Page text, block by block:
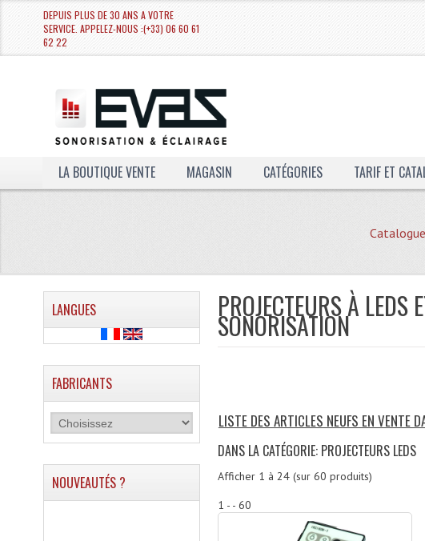
DEPUIS PLUS DE 30 ANS A VOTRE
SERVICE. APPELEZ-NOUS :(+33) 06 60 61
62 22
LA BOUTIQUE VENTE MAGASIN CATÉGORIES TARIF ET
PROJECTEURS À LEDS
SONORISATION
LISTE DES ARTICLES NEUFS EN VENTE
DANS LA CATÉGORIE: PROJECTEURS LEDS
Afficher 1 à 24(sur 60 produits)
1 - - 60
LANGUES
FABRICANTS
NOUVEAUTÉS ?